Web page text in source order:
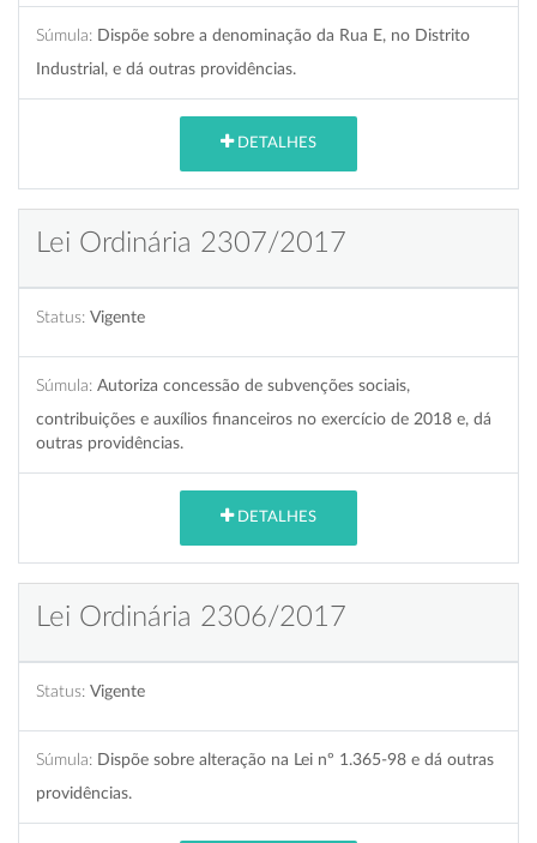
Súmula: Dispõe sobre a denominação da Rua E, no Distrito
Industrial, e dá outras providências.
DETALHES
Lei Ordinária 2307/2017
Status: Vigente
Súmula: Autoriza concessão de subvenções sociais,
contribuições e auxílios financeiros no exercício de 2018 e, dá
outras providências.
DETALHES
Lei Ordinária 2306/2017
Status: Vigente
Súmula: Dispõe sobre alteração na Lei nº 1.365-98 e dá outras
providências.